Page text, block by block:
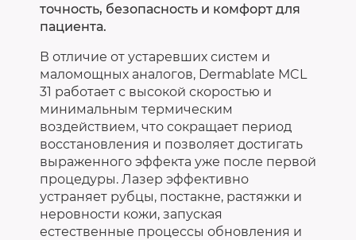
точность, безопасность и комфорт для
пациента.
В отличие от устаревших систем и
маломощных аналогов, Dermablate MCL
31 работает с высокой скоростью и
минимальным термическим
воздействием, что сокращает период
восстановления и позволяет достигать
выраженного эффекта уже после первой
процедуры. Лазер эффективно
устраняет рубцы, постакне, растяжки и
неровности кожи, запуская
естественные процессы обновления и